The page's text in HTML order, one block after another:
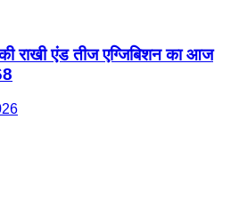
राखी एंड तीज एग्जिबिशन का आज